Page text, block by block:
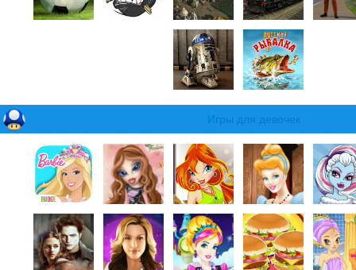
Игры для девочек